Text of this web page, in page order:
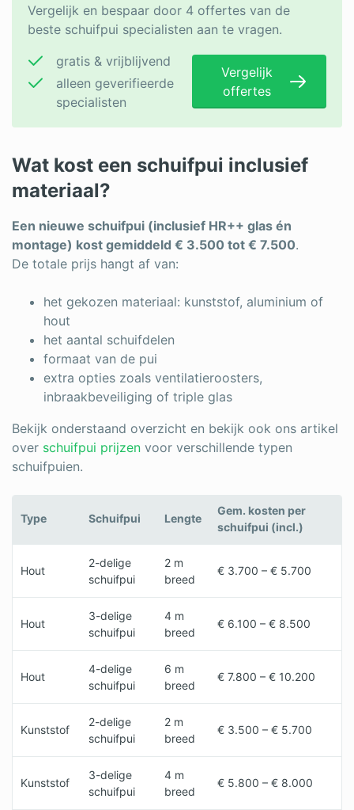
Vergelijk en bespaar door 4 offertes van de
beste schuifpui specialisten aan te vragen.
gratis & vrijblijvend
alleen geverifieerde
specialisten
Vergelijk
offertes
Wat kost een schuifpui inclusief
materiaal?
Een nieuwe schuifpui (inclusief HR++ glas én
montage) kost gemiddeld € 3.500 tot € 7.500.
De totale prijs hangt af van:
het gekozen materiaal: kunststof, aluminium of
hout
het aantal schuifdelen
formaat van de pui
extra opties zoals ventilatieroosters,
inbraakbeveiliging of triple glas
Bekijk onderstaand overzicht en bekijk ook ons artikel
over schuifpui prijzen voor verschillende typen
schuifpuien.
Type Schuifpui Lengte
Gem. kosten per
schuifpui (incl.)
Hout
2-delige
schuifpui
2 m
breed
€ 3.700 – € 5.700
Hout
3-delige
schuifpui
4 m
breed
€ 6.100 – € 8.500
Hout
4-delige
schuifpui
6 m
breed
€ 7.800 – € 10.200
Kunststof
2-delige
schuifpui
2 m
breed
€ 3.500 – € 5.700
Kunststof
3-delige
schuifpui
4 m
breed
€ 5.800 – € 8.000